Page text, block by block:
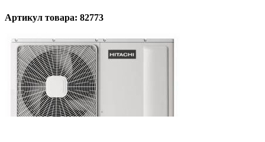
Артикул товара: 82773